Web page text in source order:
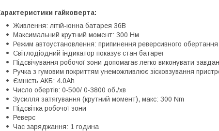
гайковерта:
Живлення: літій-іонна батарея 36В
Максимальний крутний момент: 300 Нм
Режим автоустановлення: припинення реверсивного
Світлодіодний індикатор показує стан батареї
Підсвічування робочої зони допомагає легко виконувати
Ручка з гумовим покриттям унеможливлює зісковзування
Ємність АКБ: 4.0Ah
Число обертів: 0-500/ 0-3800 об./хв
Зусилля затягування (крутний момент), макс: 300 Nm
Підсвітка робочої зони
Реверс
Час заряджання: 1 година